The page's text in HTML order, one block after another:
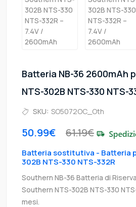
Batteria NB-36 2600mAh
NTS-302B NTS-330 NTS-
SKU: SO5072OC_Oth
50.99€ 61.19€
Batteria sostitutiva - Batteria
302B NTS-330 NTS-332R
Southern NB-36 Batteria di
Southern NTS-302B NTS-330
mesi.